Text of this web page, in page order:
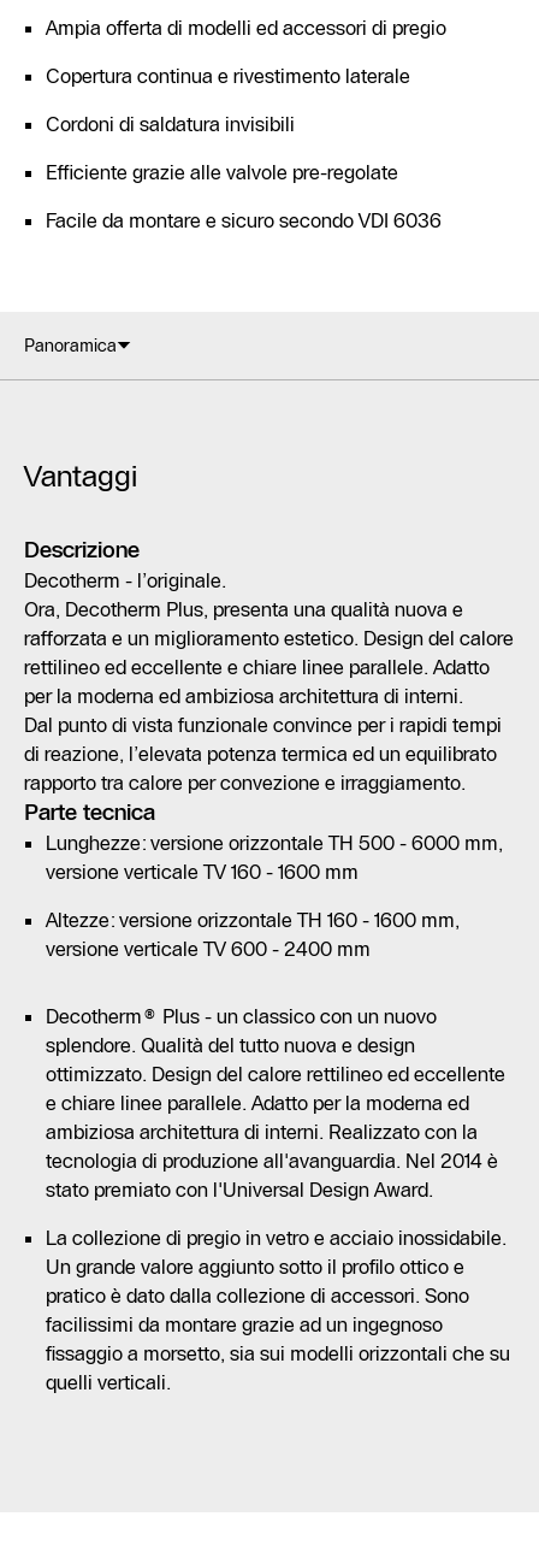
Ampia offerta di modelli ed accessori di pregio
Copertura continua e rivestimento laterale
Cordoni di saldatura invisibili
Efficiente grazie alle valvole pre-regolate
Facile da montare e sicuro secondo VDI 6036
Panoramica
Vantaggi
Descrizione
Decotherm - l’originale.
Ora, Decotherm Plus, presenta una qualità nuova e
rafforzata e un miglioramento estetico. Design del calore
rettilineo ed eccellente e chiare linee parallele. Adatto
per la moderna ed ambiziosa architettura di interni.
Dal punto di vista funzionale convince per i rapidi tempi
di reazione, l’elevata potenza termica ed un equilibrato
rapporto tra calore per convezione e irraggiamento.
Parte tecnica
Lunghezze: versione orizzontale TH 500 - 6000 mm,
versione verticale TV 160 - 1600 mm
Altezze: versione orizzontale TH 160 - 1600 mm,
versione verticale TV 600 - 2400 mm
Decotherm® Plus - un classico con un nuovo
splendore. Qualità del tutto nuova e design
ottimizzato. Design del calore rettilineo ed eccellente
e chiare linee parallele. Adatto per la moderna ed
ambiziosa architettura di interni. Realizzato con la
tecnologia di produzione all'avanguardia. Nel 2014 è
stato premiato con l'Universal Design Award.
La collezione di pregio in vetro e acciaio inossidabile.
Un grande valore aggiunto sotto il profilo ottico e
pratico è dato dalla collezione di accessori. Sono
facilissimi da montare grazie ad un ingegnoso
fissaggio a morsetto, sia sui modelli orizzontali che su
quelli verticali.